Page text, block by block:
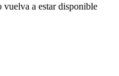
vuelva a estar disponible